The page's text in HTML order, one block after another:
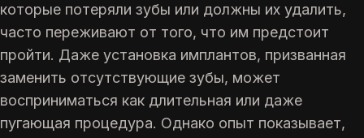
которые потеряли зубы или должны их удалить,
часто переживают от того, что им предстоит
пройти. Даже установка имплантов, призванная
заменить отсутствующие зубы, может
восприниматься как длительная или даже
пугающая процедура. Однако опыт показывает,